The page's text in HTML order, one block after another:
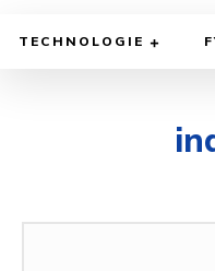
TECHNOLOGIE